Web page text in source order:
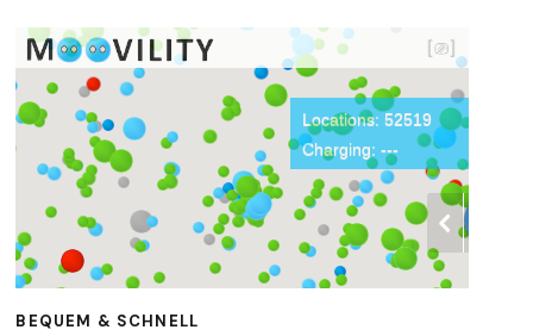
BEQUEM & SCHNELL